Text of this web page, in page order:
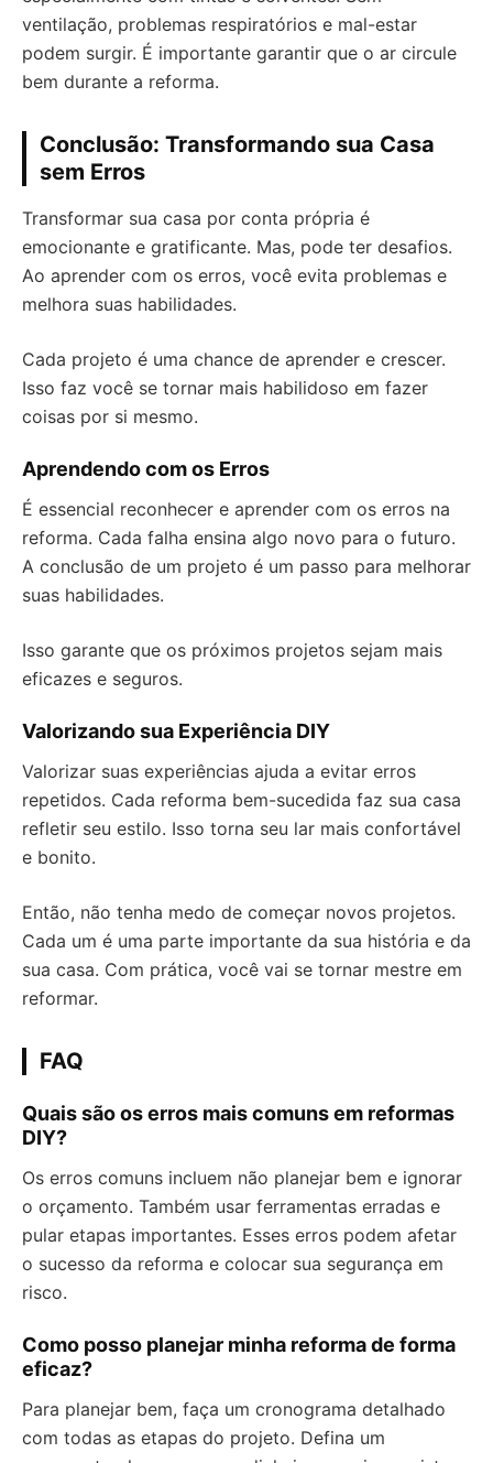
ventilação, problemas respiratórios e mal-estar
podem surgir. É importante garantir que o ar circule
bem durante a reforma.
Conclusão: Transformando sua Casa
sem Erros
Transformar sua casa por conta própria é
emocionante e gratificante. Mas, pode ter desafios.
Ao aprender com os erros, você evita problemas e
melhora suas habilidades.
Cada projeto é uma chance de aprender e crescer.
Isso faz você se tornar mais habilidoso em fazer
coisas por si mesmo.
Aprendendo com os Erros
É essencial reconhecer e aprender com os erros na
reforma. Cada falha ensina algo novo para o futuro.
A conclusão de um projeto é um passo para melhorar
suas habilidades.
Isso garante que os próximos projetos sejam mais
eficazes e seguros.
Valorizando sua Experiência DIY
Valorizar suas experiências ajuda a evitar erros
repetidos. Cada reforma bem-sucedida faz sua casa
refletir seu estilo. Isso torna seu lar mais confortável
e bonito.
Então, não tenha medo de começar novos projetos.
Cada um é uma parte importante da sua história e da
sua casa. Com prática, você vai se tornar mestre em
reformar.
FAQ
Quais são os erros mais comuns em reformas
DIY?
Os erros comuns incluem não planejar bem e ignorar
o orçamento. Também usar ferramentas erradas e
pular etapas importantes. Esses erros podem afetar
o sucesso da reforma e colocar sua segurança em
risco.
Como posso planejar minha reforma de forma
eficaz?
Para planejar bem, faça um cronograma detalhado
com todas as etapas do projeto. Defina um